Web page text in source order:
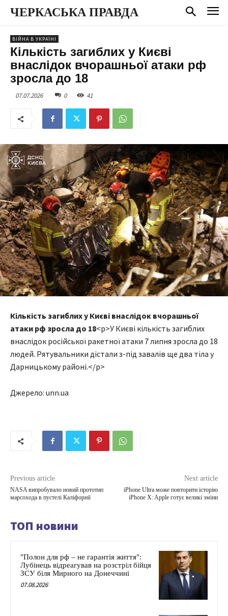
ЧЕРКАСЬКА ПРАВДА
ВІЙНА В УКРАЇНІ
Кількість загиблих у Києві
внаслідок вчорашньої атаки рф
зросла до 18
07.07.2026 0 41
Кількість загиблих у Києві внаслідок вчорашньої
атаки рф зросла до 18<p>У Києві кількість загиблих
внаслідок російської ракетної атаки 7 липня зросла до 18
людей. Рятувальники дістали з-під завалів ще два тіла у
Дарницькому районі.</p>
Джерело: unn.ua
Previous article
NASA випробувало новий прототип
марсохода в пустелі Каліфорнії
Next article
iPhone Ultra може повторити історію
iPhone X: Apple готує великі зміни
ТОП новини
"Полон для рф – не гарантія життя":
Лубінець відреагував на розстріл бійця
ЗСУ біля Мирного на Донеччині
07.08.2026